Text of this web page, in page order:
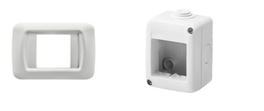
DE
DORINTE
COMPARARE